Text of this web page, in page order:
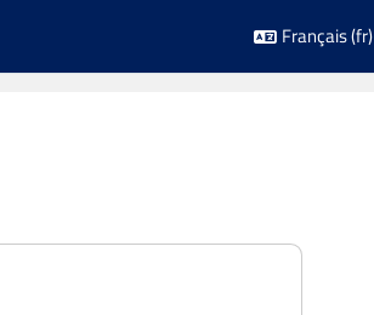
Français ‎(fr)‎